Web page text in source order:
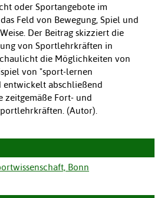
oder Sportangebote im
Feld von Bewegung, Spiel und
Der Beitrag skizziert die
von Sportlehrkräften in
die Möglichkeiten von
von "sport-lernen
entwickelt abschließend
zeitgemäße Fort- und
(Autor).
Bonn